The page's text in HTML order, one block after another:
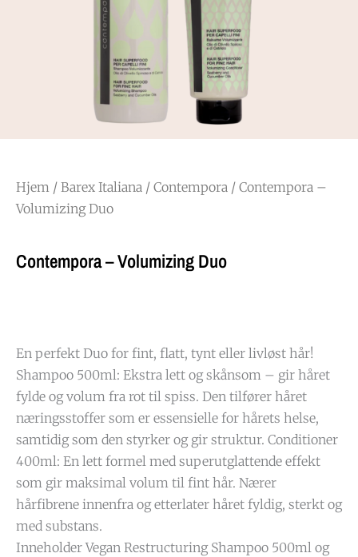
Hjem / Barex Italiana / Contempora / Contempora –
Volumizing Duo
Contempora – Volumizing Duo
En perfekt Duo for fint, flatt, tynt eller livløst hår!
Shampoo 500ml: Ekstra lett og skånsom – gir håret
fylde og volum fra rot til spiss. Den tilfører håret
næringsstoffer som er essensielle for hårets helse,
samtidig som den styrker og gir struktur. Conditioner
400ml: En lett formel med superutglattende effekt
som gir maksimal volum til fint hår. Nærer
hårfibrene innenfra og etterlater håret fyldig, sterkt og
med substans.
Inneholder Vegan Restructuring Shampoo 500ml og